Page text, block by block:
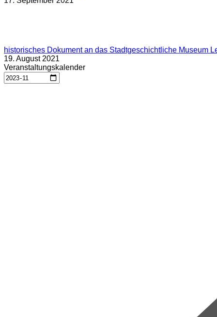
historisches Dokument an das Stadtgeschichtliche Museum
19. August 2021
Veranstaltungskalender